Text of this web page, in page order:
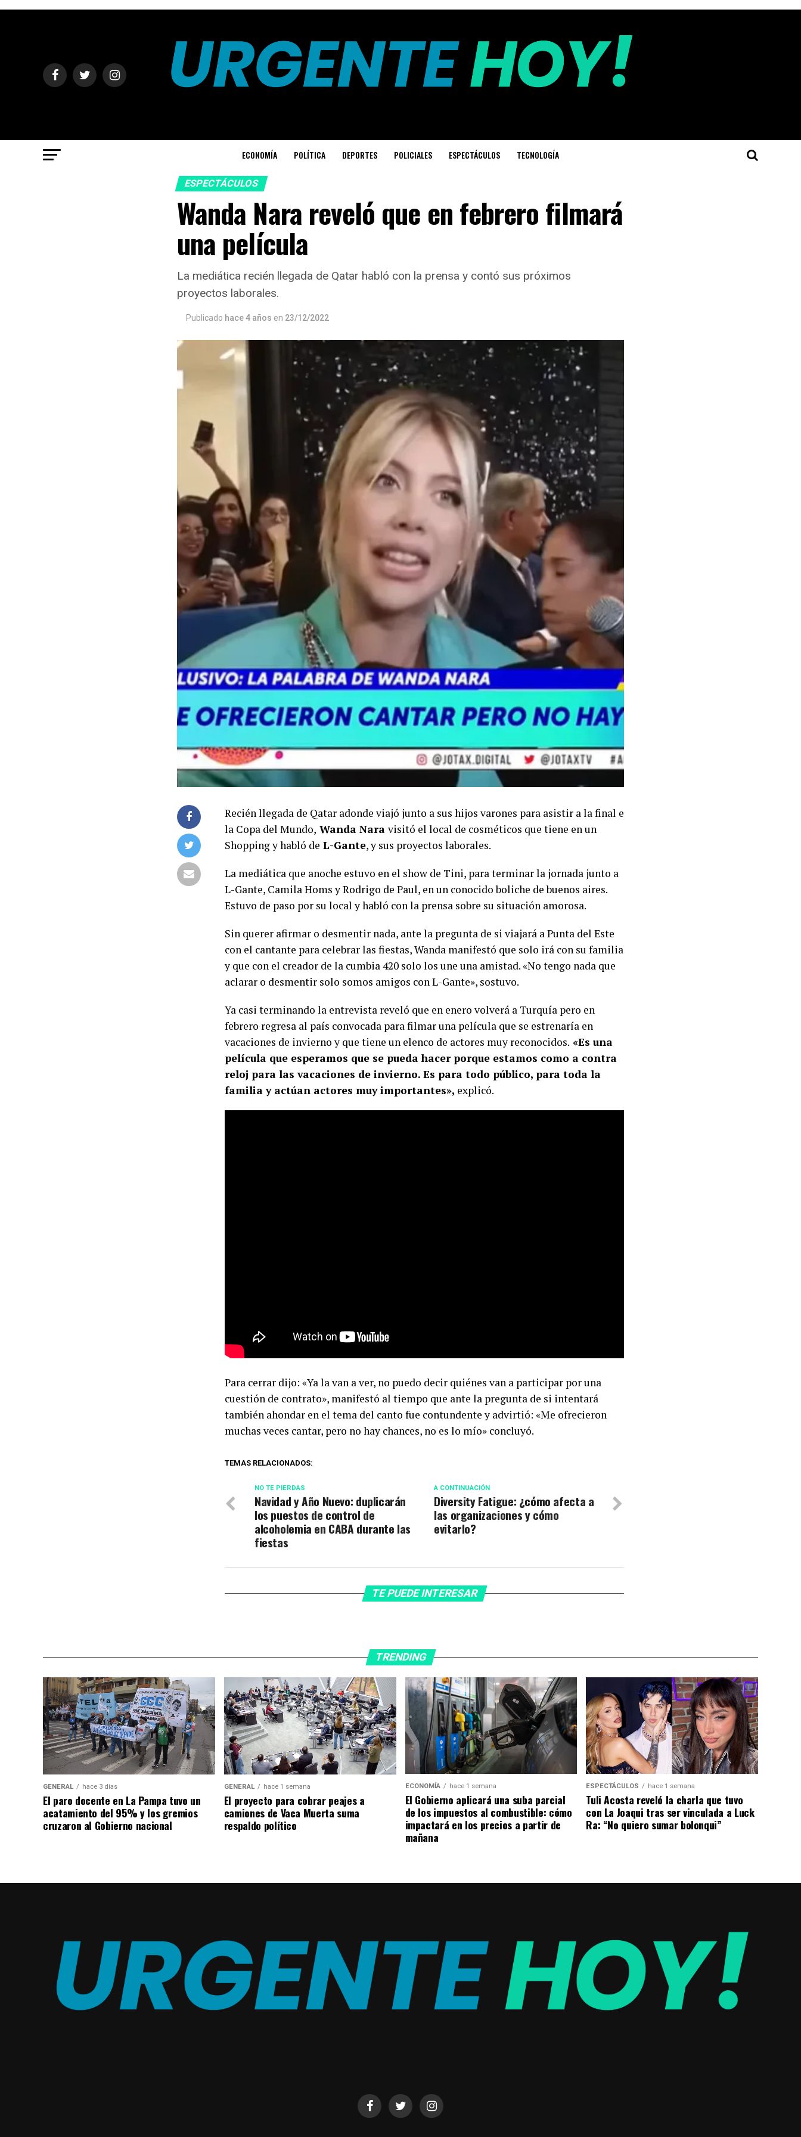
ECONOMÍA POLÍTICA DEPORTES POLICIALES ESPECTÁCULOS TECNOLOGÍA
ESPECTÁCULOS
Wanda Nara reveló que en febrero filmará
una película
La mediática recién llegada de Qatar habló con la prensa y contó sus próximos
proyectos laborales.
Publicado hace 4 años en 23/12/2022
Recién llegada de Qatar adonde viajó junto a sus hijos varones para asistir a la final e
la Copa del Mundo, Wanda Nara visitó el local de cosméticos que tiene en un
Shopping y habló de L-Gante, y sus proyectos laborales.
La mediática que anoche estuvo en el show de Tini, para terminar la jornada junto a
L-Gante, Camila Homs y Rodrigo de Paul, en un conocido boliche de buenos aires.
Estuvo de paso por su local y habló con la prensa sobre su situación amorosa.
Sin querer afirmar o desmentir nada, ante la pregunta de si viajará a Punta del Este
con el cantante para celebrar las fiestas, Wanda manifestó que solo irá con su familia
y que con el creador de la cumbia 420 solo los une una amistad. «No tengo nada que
aclarar o desmentir solo somos amigos con L-Gante», sostuvo.
Ya casi terminando la entrevista reveló que en enero volverá a Turquía pero en
febrero regresa al país convocada para filmar una película que se estrenaría en
vacaciones de invierno y que tiene un elenco de actores muy reconocidos. «Es una
película que esperamos que se pueda hacer porque estamos como a contra
reloj para las vacaciones de invierno. Es para todo público, para toda la
familia y actúan actores muy importantes», explicó.
Para cerrar dijo: «Ya la van a ver, no puedo decir quiénes van a participar por una
cuestión de contrato», manifestó al tiempo que ante la pregunta de si intentará
también ahondar en el tema del canto fue contundente y advirtió: «Me ofrecieron
muchas veces cantar, pero no hay chances, no es lo mío» concluyó.
TEMAS RELACIONADOS:
A CONTINUACIÓN
Diversity Fatigue: ¿cómo afecta a
las organizaciones y cómo
evitarlo?
NO TE PIERDAS
Navidad y Año Nuevo: duplicarán
los puestos de control de
alcoholemia en CABA durante las
fiestas
TE PUEDE INTERESAR
TRENDING
GENERAL hace 3 días
El paro docente en La Pampa tuvo un
acatamiento del 95% y los gremios
cruzaron al Gobierno nacional
GENERAL hace 1 semana
El proyecto para cobrar peajes a
camiones de Vaca Muerta suma
respaldo político
ECONOMÍA hace 1 semana
El Gobierno aplicará una suba parcial
de los impuestos al combustible: cómo
impactará en los precios a partir de
mañana
ESPECTÁCULOS hace 1 semana
Tuli Acosta reveló la charla que tuvo
con La Joaqui tras ser vinculada a Luck
Ra: “No quiero sumar bolonqui”